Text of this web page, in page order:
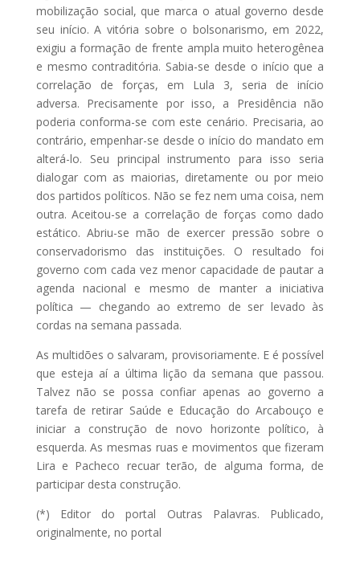
mobilização social, que marca o atual governo desde
seu início. A vitória sobre o bolsonarismo, em 2022,
exigiu a formação de frente ampla muito heterogênea
e mesmo contraditória. Sabia-se desde o início que a
correlação de forças, em Lula 3, seria de início
adversa. Precisamente por isso, a Presidência não
poderia conforma-se com este cenário. Precisaria, ao
contrário, empenhar-se desde o início do mandato em
alterá-lo. Seu principal instrumento para isso seria
dialogar com as maiorias, diretamente ou por meio
dos partidos políticos. Não se fez nem uma coisa, nem
outra. Aceitou-se a correlação de forças como dado
estático. Abriu-se mão de exercer pressão sobre o
conservadorismo das instituições. O resultado foi
governo com cada vez menor capacidade de pautar a
agenda nacional e mesmo de manter a iniciativa
política — chegando ao extremo de ser levado às
cordas na semana passada.
As multidões o salvaram, provisoriamente. E é possível
que esteja aí a última lição da semana que passou.
Talvez não se possa confiar apenas ao governo a
tarefa de retirar Saúde e Educação do Arcabouço e
iniciar a construção de novo horizonte político, à
esquerda. As mesmas ruas e movimentos que fizeram
Lira e Pacheco recuar terão, de alguma forma, de
participar desta construção.
(*) Editor do portal Outras Palavras. Publicado,
originalmente, no portal